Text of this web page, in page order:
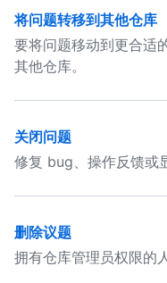
将问题转移到其他仓库
要将问题移动到更合适
其他仓库。
关闭问题
修复 bug、操作反馈或
删除议题
拥有仓库管理员权限的